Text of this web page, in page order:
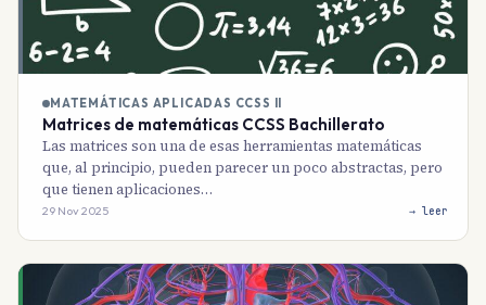
MATEMÁTICAS APLICADAS CCSS II
Matrices de matemáticas CCSS Bachillerato
Las matrices son una de esas herramientas matemáticas
que, al principio, pueden parecer un poco abstractas, pero
que tienen aplicaciones…
29 Nov 2025 → leer